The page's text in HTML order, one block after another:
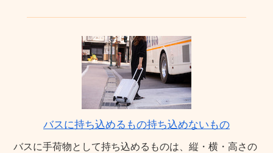
バスに持ち込めるもの持ち込めないもの
バスに手荷物として持ち込めるものは、縦・横・高さの